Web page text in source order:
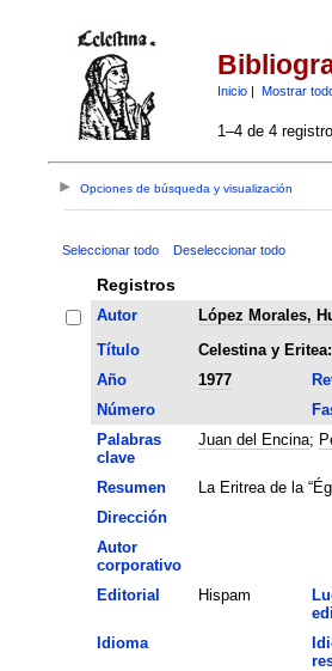
Inicio| Mostrar
1–4 de 4
Opciones de búsqueda y visualización
Seleccionar todo Deseleccionar todo
Registros
Autor
López Morales,
Título
Celestina y
Año
1977
Número
Palabras
clave
Juan del Encina;
Resumen
La Eritrea de la
Dirección
Autor
corporativo
Editorial Hispam
Idioma